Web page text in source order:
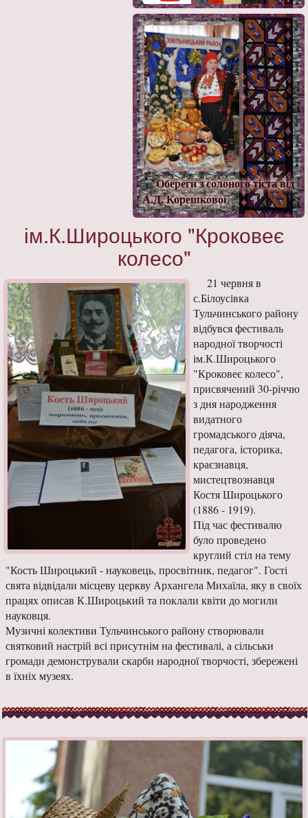
Обереги з солоного тіста від
А.Д. Корешкової
ім.К.Широцького "Кроковеє
колесо"
21 червня в
с.Білоусівка
Тульчинського району
відбувся фестиваль
народної творчості
ім.К.Широцького
"Кроковеє колесо",
присвячений 30-річчю
з дня народження
видатного
громадського діяча,
педагога, історика,
краєзнавця,
мистецтвознавця
Костя Широцького
(1886 - 1919).
Під час фестивалю
було проведено
круглий стіл на тему
"Кость Широцький - науковець, просвітник, педагог". Гості
свята відвідали місцеву церкву Архангела Михаїла, яку в своїх
працях описав К.Широцький та поклали квіти до могили
науковця.
Музичні колективи Тульчинського району створювали
святковий настрій всі присутнім на фестивалі, а сільськи
громади демонстрували скарби народної творчості, збережені
в їхніх музеях.